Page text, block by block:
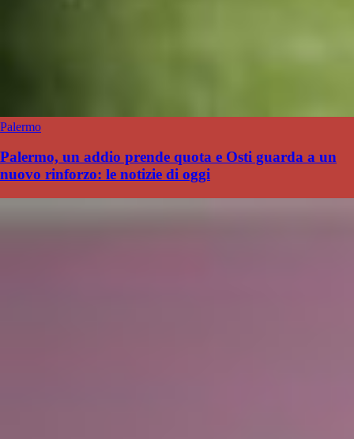
Palermo
Palermo, un addio prende quota e Osti guarda a un
nuovo rinforzo: le notizie di oggi